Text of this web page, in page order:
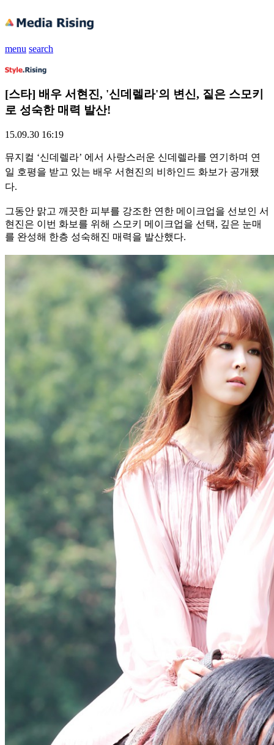
menu search
[스타] 배우 서현진, '신데렐라'의 변신, 짙은 스모키
로 성숙한 매력 발산!
15.09.30 16:19
뮤지컬 ‘신데렐라’ 에서 사랑스러운 신데렐라를 연기하며 연
일 호평을 받고 있는 배우 서현진의 비하인드 화보가 공개됐
다.
그동안 맑고 깨끗한 피부를 강조한 연한 메이크업을 선보인 서
현진은 이번 화보를 위해 스모키 메이크업을 선택, 깊은 눈매
를 완성해 한층 성숙해진 매력을 발산했다.